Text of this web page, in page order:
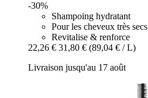
-30%
Shampoing hydratant
Pour les cheveux très secs
Revitalise & renforce
22,26 € 31,80 € (89,04 € / L)
Livraison jusqu'au 17 août